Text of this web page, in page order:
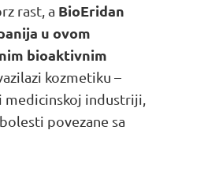
rast, a BioEridan
u ovom
bioaktivnim
kozmetiku –
medicinskoj industriji,
povezane sa